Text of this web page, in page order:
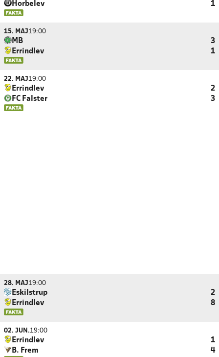
Horbelev
1
15. MAJ19:00
MB
3
Errindlev
1
22. MAJ19:00
Errindlev
2
FC Falster
3
28. MAJ19:00
Eskilstrup
2
Errindlev
8
02. JUN.19:00
Errindlev
1
B. Frem
4